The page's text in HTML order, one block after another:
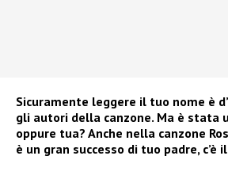
Sicuramente leggere il tuo nome è
gli autori della canzone. Ma è stata
oppure tua? Anche nella canzone
è un gran successo di tuo padre, c’è